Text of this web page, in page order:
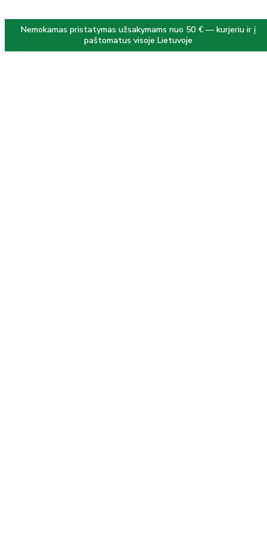
Nemokamas pristatymas užsakymams nuo 50 € — kurjeriu ir į
paštomatus visoje Lietuvoje